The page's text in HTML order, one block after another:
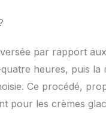
par rapport
heures, puis la
Ce procédé,
pour les crèmes